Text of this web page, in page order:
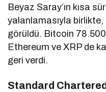
Beyaz Saray’ın kısa
yalanlamasıyla birlikte,
görüldü. Bitcoin
Ethereum ve XRP de
geri verdi.
Standard